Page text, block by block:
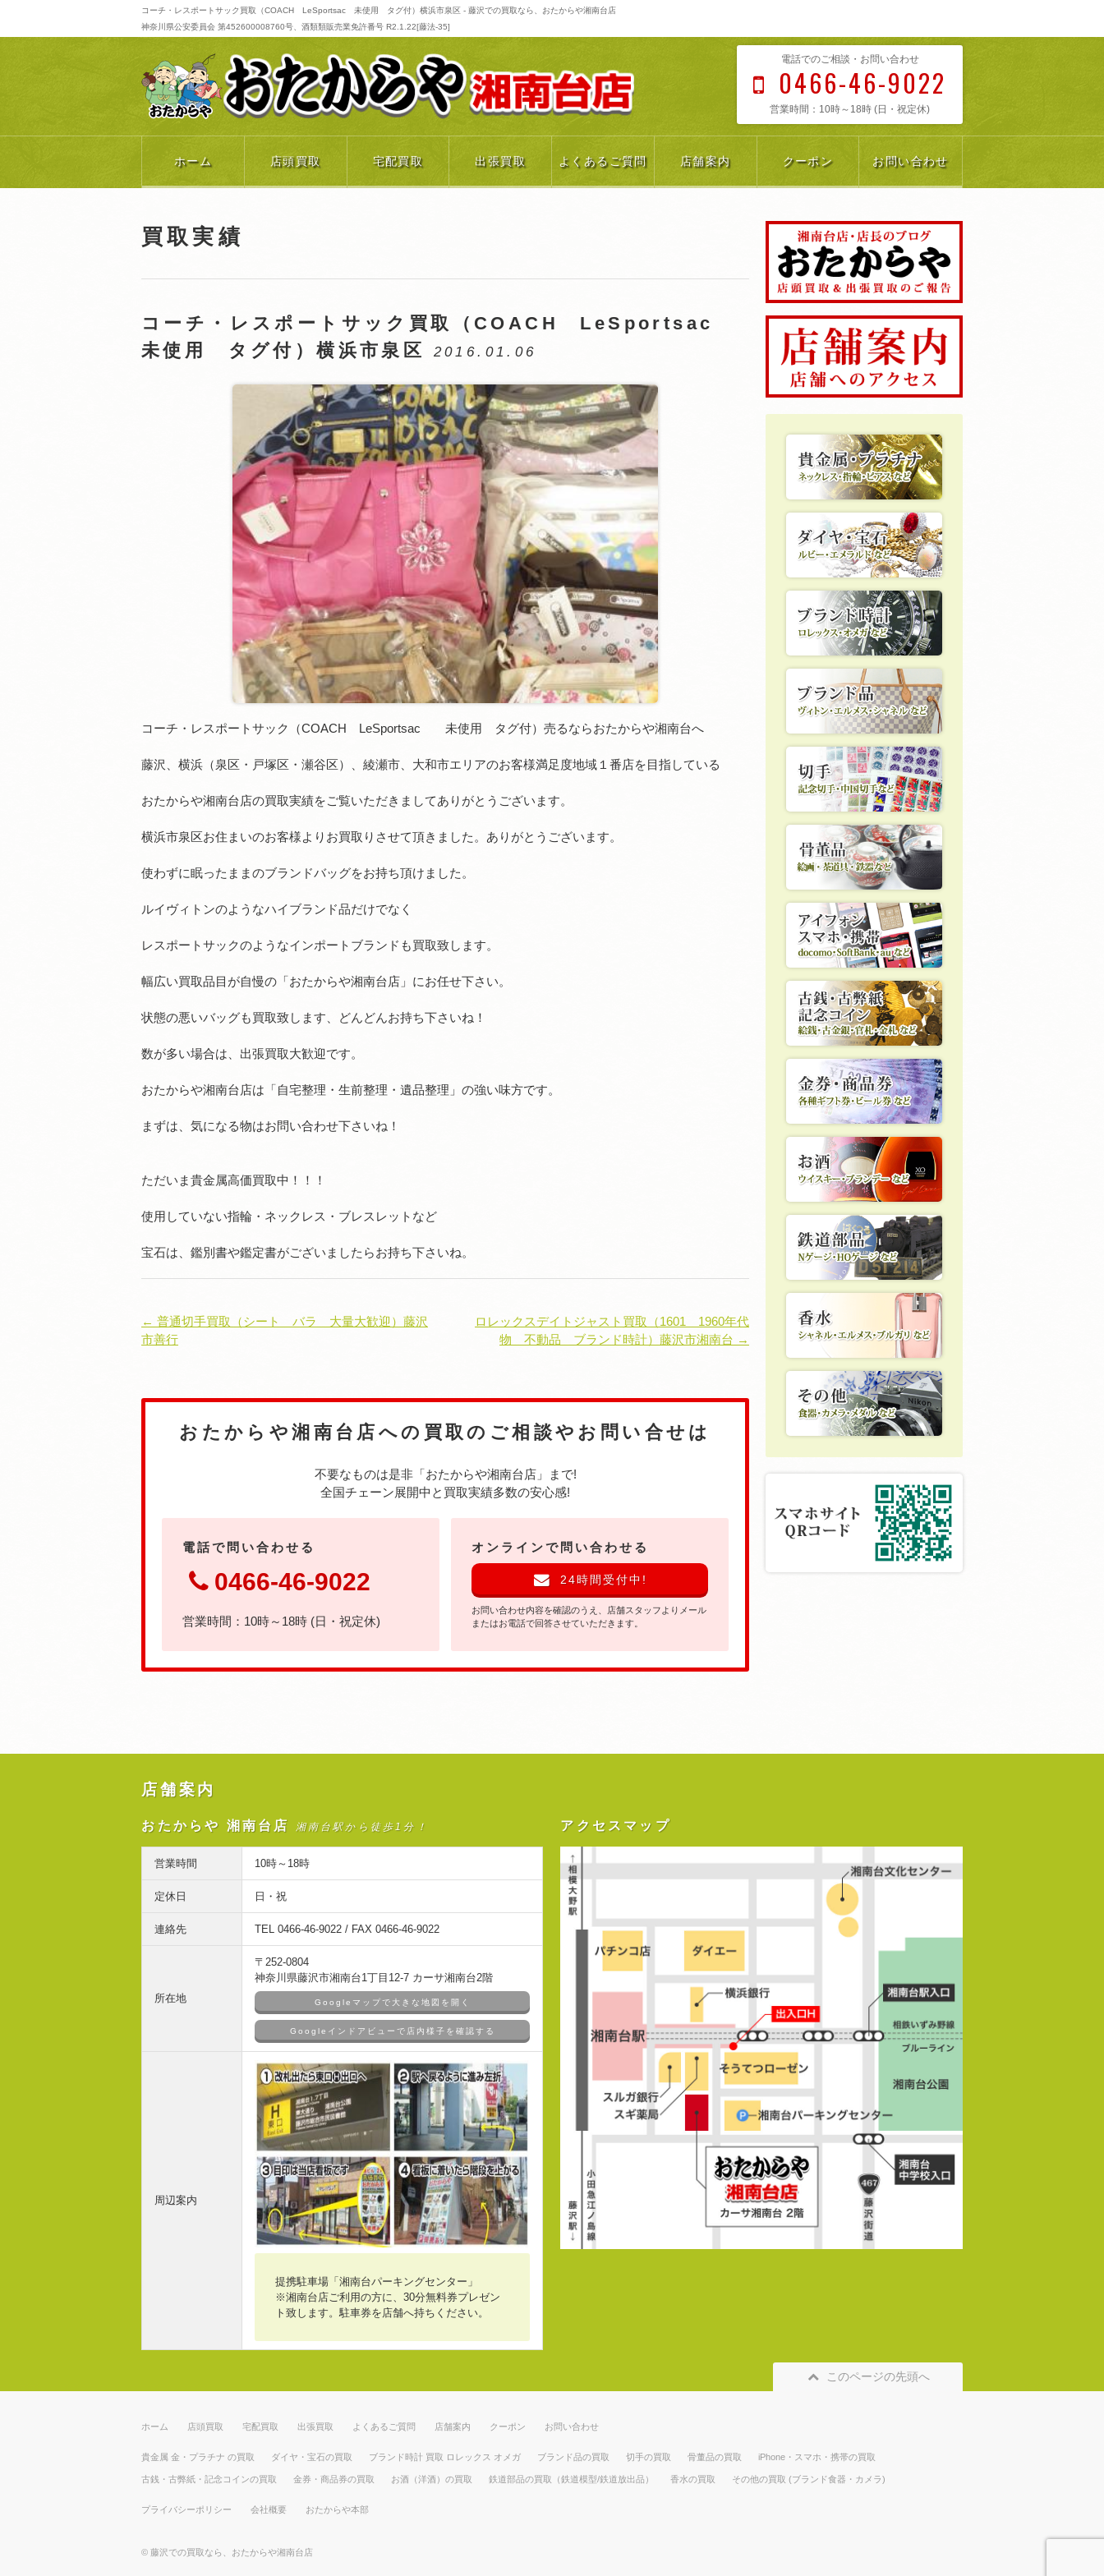
コーチ・レスポートサック買取（COACH LeSportsac 未使用 タグ付）横浜市泉区 - 藤沢での買取なら、おたからや湘南台店
神奈川県公安委員会 第452600008760号、酒類類販売業免許番号 R2.1.22[藤法-35]
電話でのご相談・お問い合わせ
0466-46-9022
営業時間：10時～18時 (日・祝定休)
ホーム 店頭買取 宅配買取 出張買取 よくあるご質問 店舗案内 クーポン お問い合わせ
買取実績
コーチ・レスポートサック買取（COACH LeSportsac
未使用 タグ付）横浜市泉区
2016.01.06
コーチ・レスポートサック（COACH LeSportsac 未使用 タグ付）売るならおたからや湘南台へ
藤沢、横浜（泉区・戸塚区・瀬谷区）、綾瀬市、大和市エリアのお客様満足度地域１番店を目指している
おたからや湘南台店の買取実績をご覧いただきましてありがとうございます。
横浜市泉区お住まいのお客様よりお買取りさせて頂きました。ありがとうございます。
使わずに眠ったままのブランドバッグをお持ち頂けました。
ルイヴィトンのようなハイブランド品だけでなく
レスポートサックのようなインポートブランドも買取致します。
幅広い買取品目が自慢の「おたからや湘南台店」にお任せ下さい。
状態の悪いバッグも買取致します、どんどんお持ち下さいね！
数が多い場合は、出張買取大歓迎です。
おたからや湘南台店は「自宅整理・生前整理・遺品整理」の強い味方です。
まずは、気になる物はお問い合わせ下さいね！
ただいま貴金属高価買取中！！！
使用していない指輪・ネックレス・ブレスレットなど
宝石は、鑑別書や鑑定書がございましたらお持ち下さいね。
← 普通切手買取（シート バラ 大量大歓迎）藤沢
市善行
ロレックスデイトジャスト買取（1601 1960年代
物 不動品 ブランド時計）藤沢市湘南台 →
おたからや湘南台店への 買取のご相談やお問い合せは
不要なものは是非「おたからや湘南台店」まで!
全国チェーン展開中と買取実績多数の安心感!
電話で問い合わせる
0466-46-9022
営業時間：10時～18時 (日・祝定休)
オンラインで問い合わせる
24時間受付中!
お問い合わせ内容を確認のうえ、店舗スタッフよりメール
またはお電話で回答させていただきます。
店舗案内
おたからや 湘南台店 湘南台駅から徒歩1分！
営業時間 10時～18時
定休日 日・祝
連絡先 TEL 0466-46-9022 / FAX 0466-46-9022
所在地
〒252-0804
神奈川県藤沢市湘南台1丁目12-7 カーサ湘南台2階
Googleマップで大きな地図を開く
Googleインドアビューで店内様子を確認する
周辺案内
提携駐車場「湘南台パーキングセンター」
※湘南台店ご利用の方に、30分無料券プレゼン
ト致します。駐車券を店舗へ持ちください。
アクセスマップ
このページの先頭へ
ホーム 店頭買取 宅配買取 出張買取 よくあるご質問 店舗案内 クーポン お問い合わせ
貴金属 金・プラチナ の買取 ダイヤ・宝石の買取 ブランド時計 買取 ロレックス オメガ ブランド品の買取 切手の買取 骨董品の買取 iPhone・スマホ・携帯の買取
古銭・古弊紙・記念コインの買取 金券・商品券の買取 お酒（洋酒）の買取 鉄道部品の買取（鉄道模型/鉄道放出品） 香水の買取 その他の買取 (ブランド食器・カメラ)
プライバシーポリシー 会社概要 おたからや本部
© 藤沢での買取なら、おたからや湘南台店